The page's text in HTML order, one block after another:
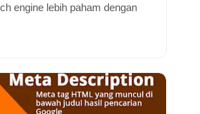
engine lebih paham dengan